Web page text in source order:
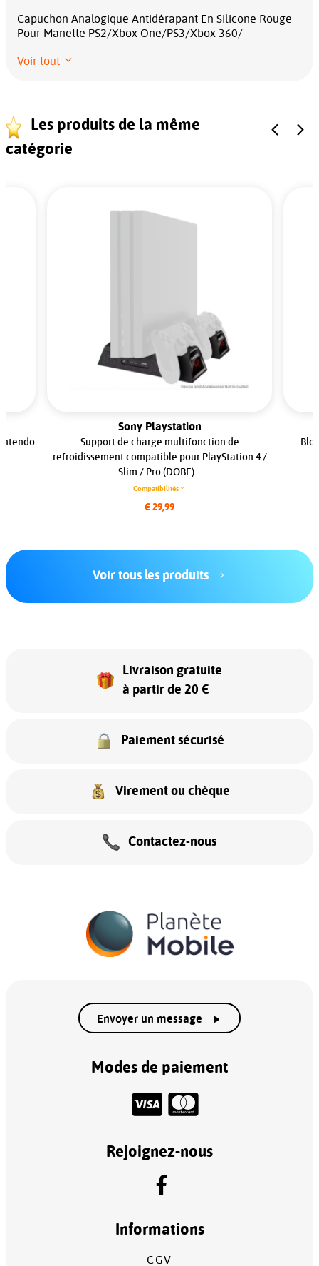
Capuchon Analogique Antidérapant En Silicone Rouge
Pour Manette PS2/Xbox One/PS3/Xbox 360/
Voir tout
Les produits de la même
catégorie
Sony Playstation
Support de charge multifonction de
refroidissement compatible pour PlayStation 4 /
Slim / Pro (DOBE)...
Compatibilités
€ 29,99
Voir tous les produits
Livraison gratuite
à partir de 20 €
Paiement sécurisé
Virement ou chèque
Contactez-nous
Envoyer un message
Modes de paiement
Rejoignez-nous
Informations
CGV